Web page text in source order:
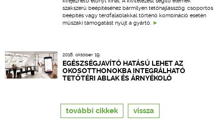
szakszerű beépítéséhez bármilyen tetőhajlásszög, csoportos
beépítés vagy térdfalablakkal történő kombináció esetén
műszaki támogatást nyújt a gyártó.
2018. október 19.
EGÉSZSÉGJAVÍTÓ HATÁSÚ LEHET AZ
OKOSOTTHONOKBA INTEGRÁLHATÓ
TETŐTÉRI ABLAK ÉS ÁRNYÉKOLÓ
további cikkek vissza